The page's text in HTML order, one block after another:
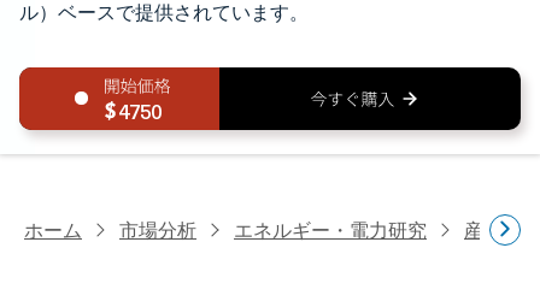
ル）ベースで提供されています。
4750
ホーム 市場分析 エネルギー・電力研究 産業機